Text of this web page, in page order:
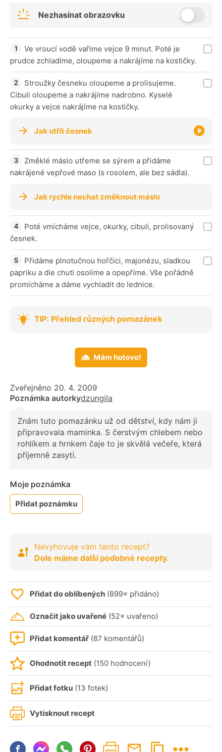
Nezhasínat obrazovku
Ve vroucí vodě vaříme vejce 9 minut. Poté je
prudce zchladíme, oloupeme a nakrájíme na kostičky.
Stroužky česneku oloupeme a prolisujeme.
Cibuli oloupeme a nakrájíme nadrobno. Kyselé
okurky a vejce nakrájíme na kostičky.
Jak utřít česnek
Změklé máslo utřeme se sýrem a přidáme
nakrájené vepřové maso (s rosolem, ale bez sádla).
Jak rychle nechat změknout máslo
Poté vmícháme vejce, okurky, cibuli, prolisovaný
česnek.
Přidáme plnotučnou hořčici, majonézu, sladkou
papriku a dle chuti osolíme a opepříme. Vše pořádně
promícháme a dáme vychladit do lednice.
TIP: Přehled různých pomazánek
Mám hotovo!
Zveřejněno 20. 4. 2009
Poznámka autorkydzungila
Znám tuto pomazánku už od dětství, kdy nám ji
připravovala maminka. S čerstvým chlebem nebo
rohlíkem a hrnkem čaje to je skvělá večeře, která
příjemně zasytí.
Moje poznámka
Přidat poznámku
Nevyhovuje vám tento recept?
Dole máme další podobné recepty.
Přidat do oblíbených (899× přidáno)
Označit jako uvařené (52× uvařeno)
Přidat komentář (87 komentářů)
Ohodnotit recept (150 hodnocení)
Přidat fotku (13 fotek)
Vytisknout recept